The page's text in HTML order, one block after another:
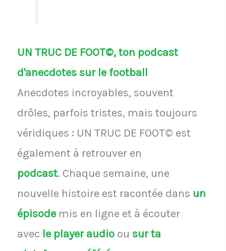
UN TRUC DE FOOT©, ton podcast
d'anecdotes sur le football
Anecdotes incroyables, souvent
drôles, parfois tristes, mais toujours
véridiques : UN TRUC DE FOOT© est
également à retrouver en
podcast. Chaque semaine, une
nouvelle histoire est racontée dans un
épisodemis en ligne et à écouter
avec le player audio ou sur ta